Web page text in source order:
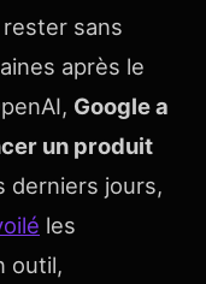
sans
après le
Google a
un produit
derniers jours,
les
outil,